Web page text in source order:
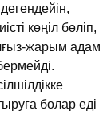
көңiл бөлiп,
жарым адам
болар едi